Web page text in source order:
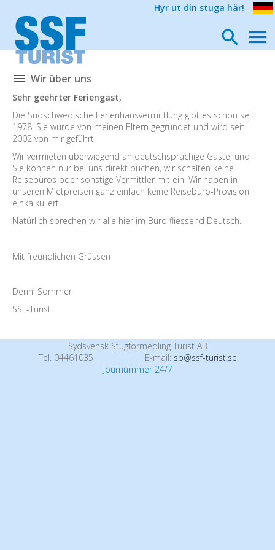
Hyr ut din stuga här!
Wir über uns
Sehr geehrter Feriengast,
Die Südschwedische Ferienhausvermittlung gibt es schon seit
1978. Sie wurde von meinen Eltern gegründet und wird seit
2002 von mir geführt.
Wir vermieten überwiegend an deutschsprachige Gäste, und
Sie können nur bei uns direkt buchen, wir schalten keine
Reisebüros oder sonstige Vermittler mit ein. Wir haben in
unseren Mietpreisen ganz einfach keine Reisebüro-Provision
einkalkuliert.
Natürlich sprechen wir alle hier im Büro fliessend Deutsch.
Mit freundlichen Grüssen
Denni Sommer
SSF-Turist
Sydsvensk Stugförmedling Turist AB
Tel. 04461035
E-mail: so@ssf-turist.se
Journummer 24/7